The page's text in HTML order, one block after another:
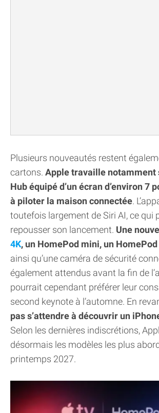
Plusieurs nouveautés restent
cartons. Apple travaille notamment
Hub équipé d’un écran d’environ 7
à piloter la maison connectée.
toutefois largement de Siri AI, ce qui
repousser son lancement. Une
4K, un HomePod mini, un HomePod
ainsi qu’une caméra de sécurité
également attendus avant la fin de
pourrait cependant préférer leur
second keynote à l’automne. En
pas s’attendre à découvrir un
Selon les dernières indiscrétions,
désormais les modèles les plus
printemps 2027.